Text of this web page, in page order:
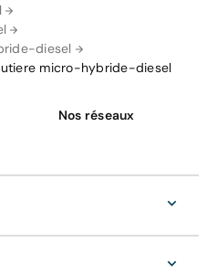
diesel
micro-hybride-diesel
Nos réseaux